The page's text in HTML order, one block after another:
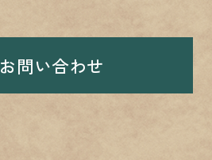
お問い合わせ